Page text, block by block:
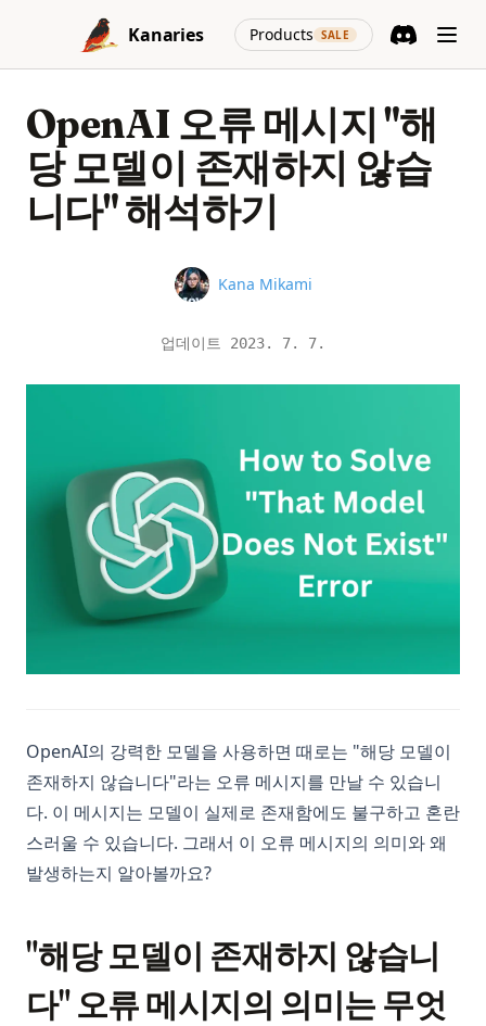
Skip to content
Kanaries
Products SALE
(opens in a
OpenAI 오류 메시지 "해
당 모델이 존재하지 않습
니다" 해석하기
Name
Kana Mikami
업데이트 2023. 7. 7.
OpenAI의 강력한 모델을 사용하면 때로는 "해당 모델이
존재하지 않습니다"라는 오류 메시지를 만날 수 있습니
다. 이 메시지는 모델이 실제로 존재함에도 불구하고 혼란
스러울 수 있습니다. 그래서 이 오류 메시지의 의미와 왜
발생하는지 알아볼까요?
"해당 모델이 존재하지 않습니
다" 오류 메시지의 의미는 무엇